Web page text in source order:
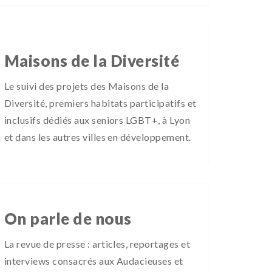
Maisons de la Diversité
Le suivi des projets des Maisons de la
Diversité, premiers habitats participatifs et
inclusifs dédiés aux seniors LGBT+, à Lyon
et dans les autres villes en développement.
On parle de nous
La revue de presse : articles, reportages et
interviews consacrés aux Audacieuses et